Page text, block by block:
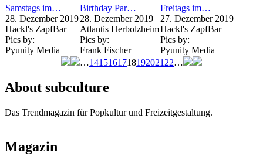
Samstags im…
28. Dezember 2019
Hackl's ZapfBar
Pics by:
Pyunity Media
Birthday Par…
28. Dezember 2019
Atlantis Herbolzheim
Pics by:
Frank Fischer
Freitags im…
27. Dezember 2019
Hackl's ZapfBar
Pics by:
Pyunity Media
…1415161718192021 22…
About subculture
Das Trendmagazin für Popkultur und Freizeitgestaltung.
Magazin